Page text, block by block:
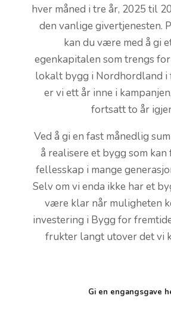
hver måned i tre år, 2025 til
den vanlige givertjenesten.
kan du være med å gi
egenkapitalen som trengs
lokalt bygg i Nordhordland i
er vi ett år inne i
fortsatt to år
Ved å gi en fast månedlig
å realisere et bygg som
fellesskap i mange
Selv om vi enda ikke har et
være klar når muligheten
investering i Bygg for
frukter langt utover det vi
Gi en engangsgave